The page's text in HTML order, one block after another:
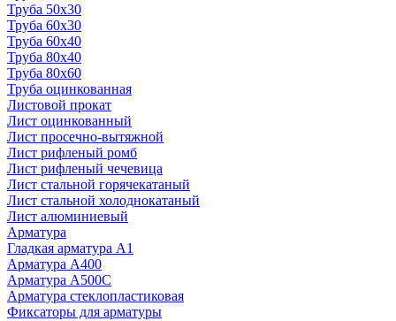
Труба 50x30
Труба 60x30
Труба 60x40
Труба 80x40
Труба 80x60
Труба оцинкованная
Листовой прокат
Лист оцинкованный
Лист просечно-вытяжной
Лист рифленый ромб
Лист рифленый чечевица
Лист стальной горячекатаный
Лист стальной холоднокатаный
Лист алюминиевый
Арматура
Гладкая арматура А1
Арматура А400
Арматура A500C
Арматура стеклопластиковая
Фиксаторы для арматуры